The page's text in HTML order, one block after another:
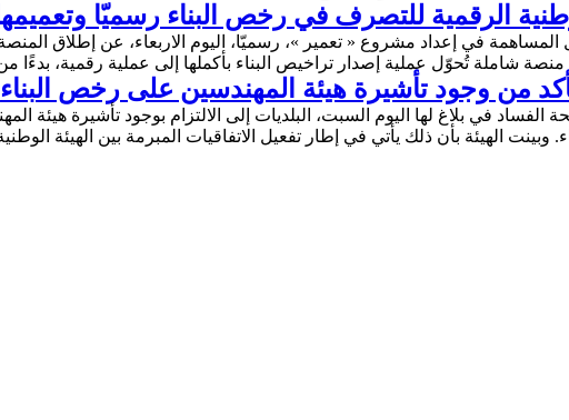
الرقمية للتصرف في رخص البناء رسميّا وتعميمها بـ
المساهمة في إعداد مشروع « تعمير »، رسميّا، اليوم الاربعاء، عن إطلاق
من وجود تأشيرة هيئة المهندسين على رخص البناء
الفساد في بلاغ لها اليوم السبت، البلديات إلى الالتزام بوجود تأشيرة هيئة
وبينت الهيئة بأن ذلك يأتي في إطار تفعيل الاتفاقيات المبرمة بين الهيئة